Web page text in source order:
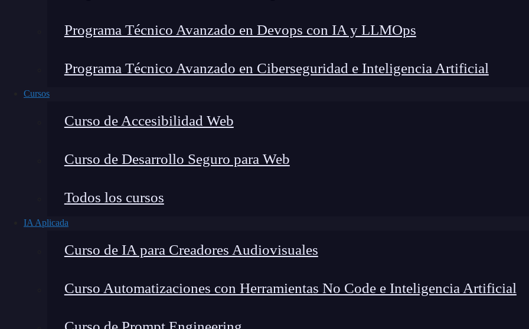
Programa Técnico Avanzado en Devops con IA y LLMOps
Programa Técnico Avanzado en Ciberseguridad e Inteligencia Artificial
Cursos
Curso de Accesibilidad Web
Curso de Desarrollo Seguro para Web
Todos los cursos
IA Aplicada
Curso de IA para Creadores Audiovisuales
Curso Automatizaciones con Herramientas No Code e Inteligencia Artificial
Contribuyo a acercar la realidad del sector tecnológico a nuevos profesionales, combinando conocimiento práctico,